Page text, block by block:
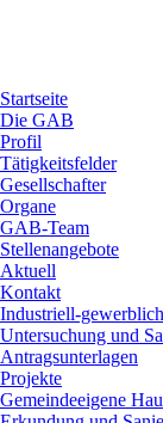
Startseite
Die GAB
Profil
Tätigkeitsfelder
Gesellschafter
Organe
GAB-Team
Stellenangebote
Aktuell
Kontakt
Industriell-
Untersuchung und
Antragsunterlagen
Projekte
Gemeindeeigene